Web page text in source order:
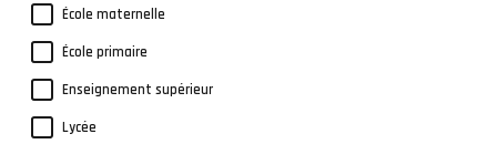
École maternelle
École primaire
Enseignement supérieur
Lycée